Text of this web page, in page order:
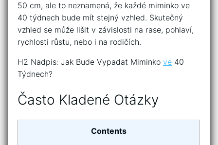
50 cm, ale to neznamená, že každé miminko ve
40 týdnech bude mít stejný vzhled. Skutečný
vzhled se může lišit v závislosti na rase, pohlaví,
rychlosti růstu, nebo i na rodičích.
H2 Nadpis: Jak Bude Vypadat Miminko ve 40
Týdnech?
Často Kladené Otázky
Contents